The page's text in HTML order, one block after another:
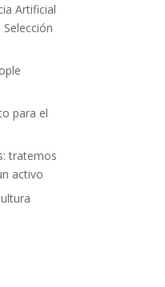
Artificial
para el
tratemos
activo